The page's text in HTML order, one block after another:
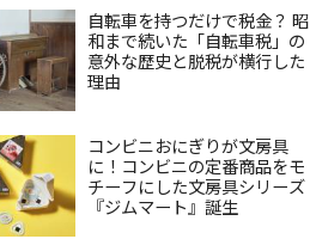
自転車を持つだけで税金？ 昭
和まで続いた「自転車税」の
意外な歴史と脱税が横行した
理由
コンビニおにぎりが文房具
に！コンビニの定番商品をモ
チーフにした文房具シリーズ
『ジムマート』誕生